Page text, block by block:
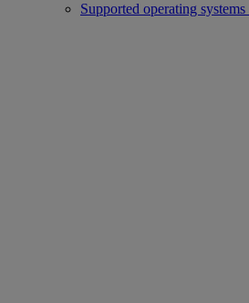
Supported operating